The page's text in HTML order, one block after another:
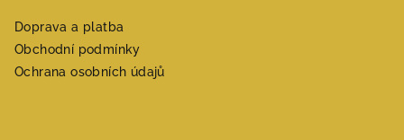
Doprava a platba
Obchodní podmínky
Ochrana osobních údajů